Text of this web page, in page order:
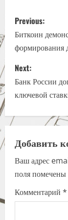
P
o
s
t
n
a
v
i
g
a
Previous:
Биткоин
формирования
Next:
Банк России
ключевой
Добавить
Ваш адрес
поля помечены
Комментарий *